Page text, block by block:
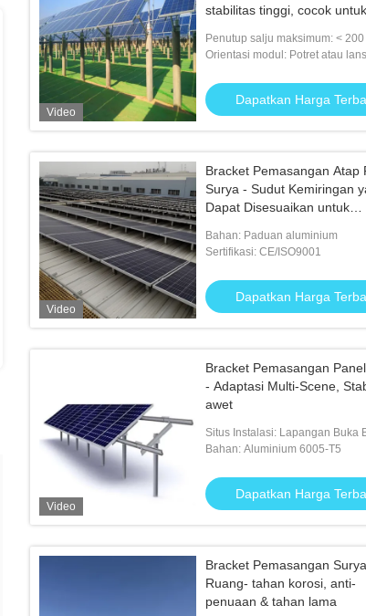
Braket Dudukan Panel Surya Anodized
Rangka Pemasangan
Surya Tanpa Lapisan
Video
stabilitas tinggi, cocok untuk
Penutup salju maksimum: < 200
Orientasi modul: Potret atau
Dapatkan Harga
Video
Bracket Pemasangan Atap
Surya - Sudut Kemiringan
Dapat Disesuaikan untuk
Generasi Listrik
Bahan: Paduan aluminium
Sertifikasi: CE/ISO9001
Dapatkan Harga
Video
Bracket Pemasangan
- Adaptasi Multi-Scene,
awet
Situs Instalasi: Lapangan Buka
Tanah / Bumi / Beton
Bahan: Aluminium 6005-T5
Dapatkan Harga
Bracket Pemasangan
Ruang- tahan korosi, anti-
penuaan & tahan lama